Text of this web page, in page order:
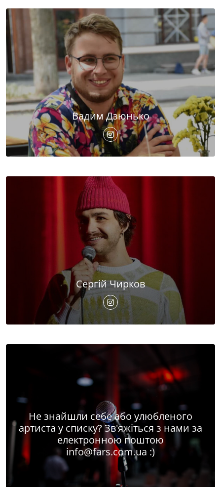
Вадим Дзюнько
Сергій Чирков
Не знайшли себе або улюбленого
артиста у списку? Зв'яжіться з нами за
електронною поштою
info@fars.com.ua :)